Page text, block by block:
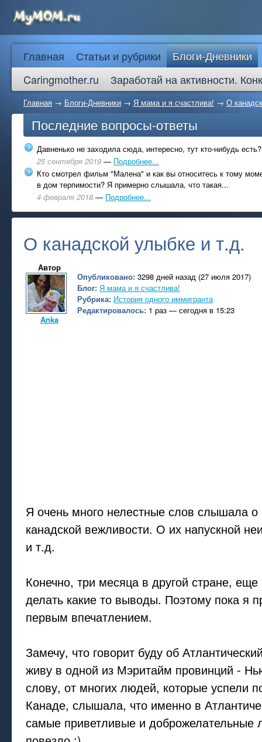
Главная Статьи и рубрики
Блоги-Дневники
Caringmother.ru
Заработай на активности.
Главная → Блоги-Дневники → Я мама и я счастлива! → О
Последние вопросы-ответы
Давненько не заходила сюда, интересно, тут кто-нибудь есть?
25 сентября 2019 — Подробнее...
Кто смотрел фильм "Малена" и как вы относитесь к тому
в дом терпимости? Я примерно слышала, что такая...
4 февраля 2018 — Подробнее...
О канадской улыбке и т.д.
Автор
Anka
Опубликовано: 3298 дней назад (27 июля 2017)
Блог: Я мама и я счастлива!
Рубрика: История одного иммигранта
Редактировалось: 1 раз — сегодня в 15:23
Я очень много нелестные слов слышала о
канадской вежливости. О их напускной
и т.д.
Конечно, три месяца в другой стране, еще
делать какие то выводы. Поэтому пока я
первым впечатлением.
Замечу, что говорит буду об
живу в одной из Мэритайм провинций -
слову, от многих людей, которые успели
Канаде, слышала, что именно в
самые приветливые и доброжелательные